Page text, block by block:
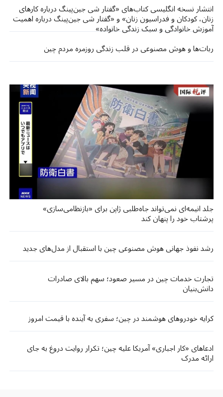
انتشار نسخه انگلیسی کتاب‌های «گفتار شی جین‌پینگ درباره کارهای
زنان، کودکان و فدراسیون زنان» و «گفتار شی جین‌پینگ درباره اهمیت
آموزش خانوادگی و سبک زندگی خانواده»
ربات‌ها و هوش مصنوعی در قلب زندگی روزمره مردم چین
جلد انیمه‌ای نمی‌تواند جاه‌طلبی ژاپن برای «بازنظامی‌سازی»
پرشتاب خود را پنهان کند
رشد نفوذ جهانی هوش مصنوعی چین با استقبال از مدل‌های جدید
تجارت خدمات چین در مسیر صعود؛ سهم بالای صادرات
دانش‌بنیان
کرایه خودروهای هوشمند در چین؛ سفری به آینده با قیمت امروز
ادعاهای «کار اجباری» آمریکا علیه چین؛ تکرار روایت دروغ به جای
ارائه مدرک